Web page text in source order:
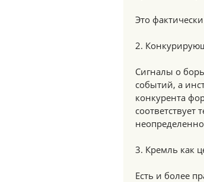
Это
2.
Сигналы о
событий, а
конкурента
3. Кремль как
Есть и более